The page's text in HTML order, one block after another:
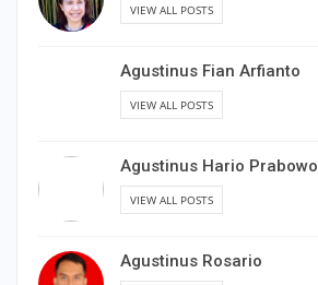
VIEW ALL POSTS
Agustinus Fian Arfianto
VIEW ALL POSTS
Agustinus Hario Prabowo
VIEW ALL POSTS
Agustinus Rosario